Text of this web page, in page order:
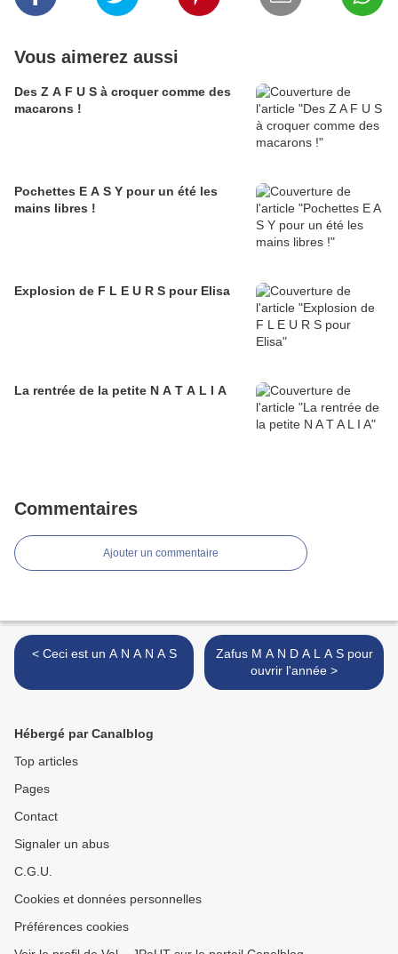
Vous aimerez aussi
Des Z A F U S à croquer comme des
macarons !
Pochettes E A S Y pour un été les
mains libres !
Explosion de F L E U R S pour Elisa
La rentrée de la petite N A T A L I A
Commentaires
Ajouter un commentaire
< Ceci est un A N A N A S
Zafus M A N D A L A S pour
ouvrir l'année >
Hébergé par Canalblog
Top articles
Pages
Contact
Signaler un abus
C.G.U.
Cookies et données personnelles
Préférences cookies